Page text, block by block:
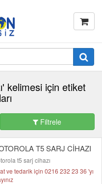
kelimesi için etiket
Filtrele
T5 SARJ CİHAZI
t5 sarj cihazı
ve tedarik için 0216 232 23 36 'yı